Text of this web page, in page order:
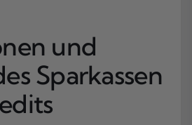
und
Sparkassen